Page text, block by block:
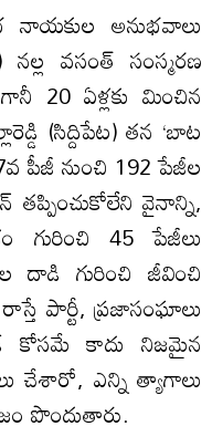
అనుభవాలు
వసంత్‌ సంస్మరణ
20 ఏళ్లకు మించిన
(సిద్దిపేట) తన ‘బాట
పీజీ నుంచి 192 పేజీల
వైనాన్ని,
గురించి 45 పేజీలు
దాడి గురించి జీవించి
పార్టీ, ప్రజాసంఘాలు
కోసమే కాదు నిజమైన
చేశారో, ఎన్ని త్యాగాలు
పొందుతారు.